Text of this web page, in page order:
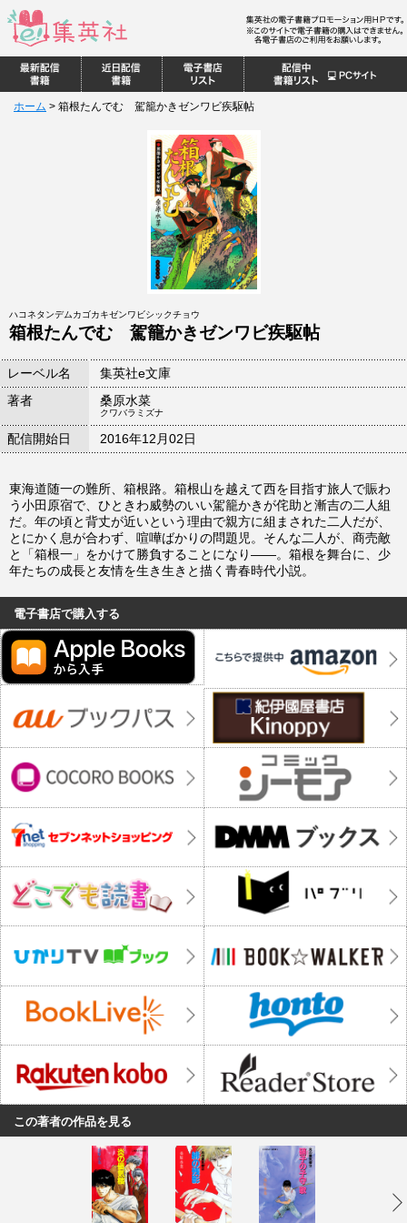
ホーム > 箱根たんでむ 駕籠かきゼンワビ疾駆帖
ハコネタンデムカゴカキゼンワビシックチョウ
箱根たんでむ 駕籠かきゼンワビ疾駆帖
レーベル名
集英社e文庫
著者
桑原水菜
クワバラミズナ
配信開始日 2016年12月02日
東海道随一の難所、箱根路。箱根山を越えて西を目指す旅人で賑わ
う小田原宿で、ひときわ威勢のいい駕籠かきが侘助と漸吉の二人組
だ。年の頃と背丈が近いという理由で親方に組まされた二人だが、
とにかく息が合わず、喧嘩ばかりの問題児。そんな二人が、商売敵
と「箱根一」をかけて勝負することになり――。箱根を舞台に、少
年たちの成長と友情を生き生きと描く青春時代小説。
電子書店で購入する
この著者の作品を見る